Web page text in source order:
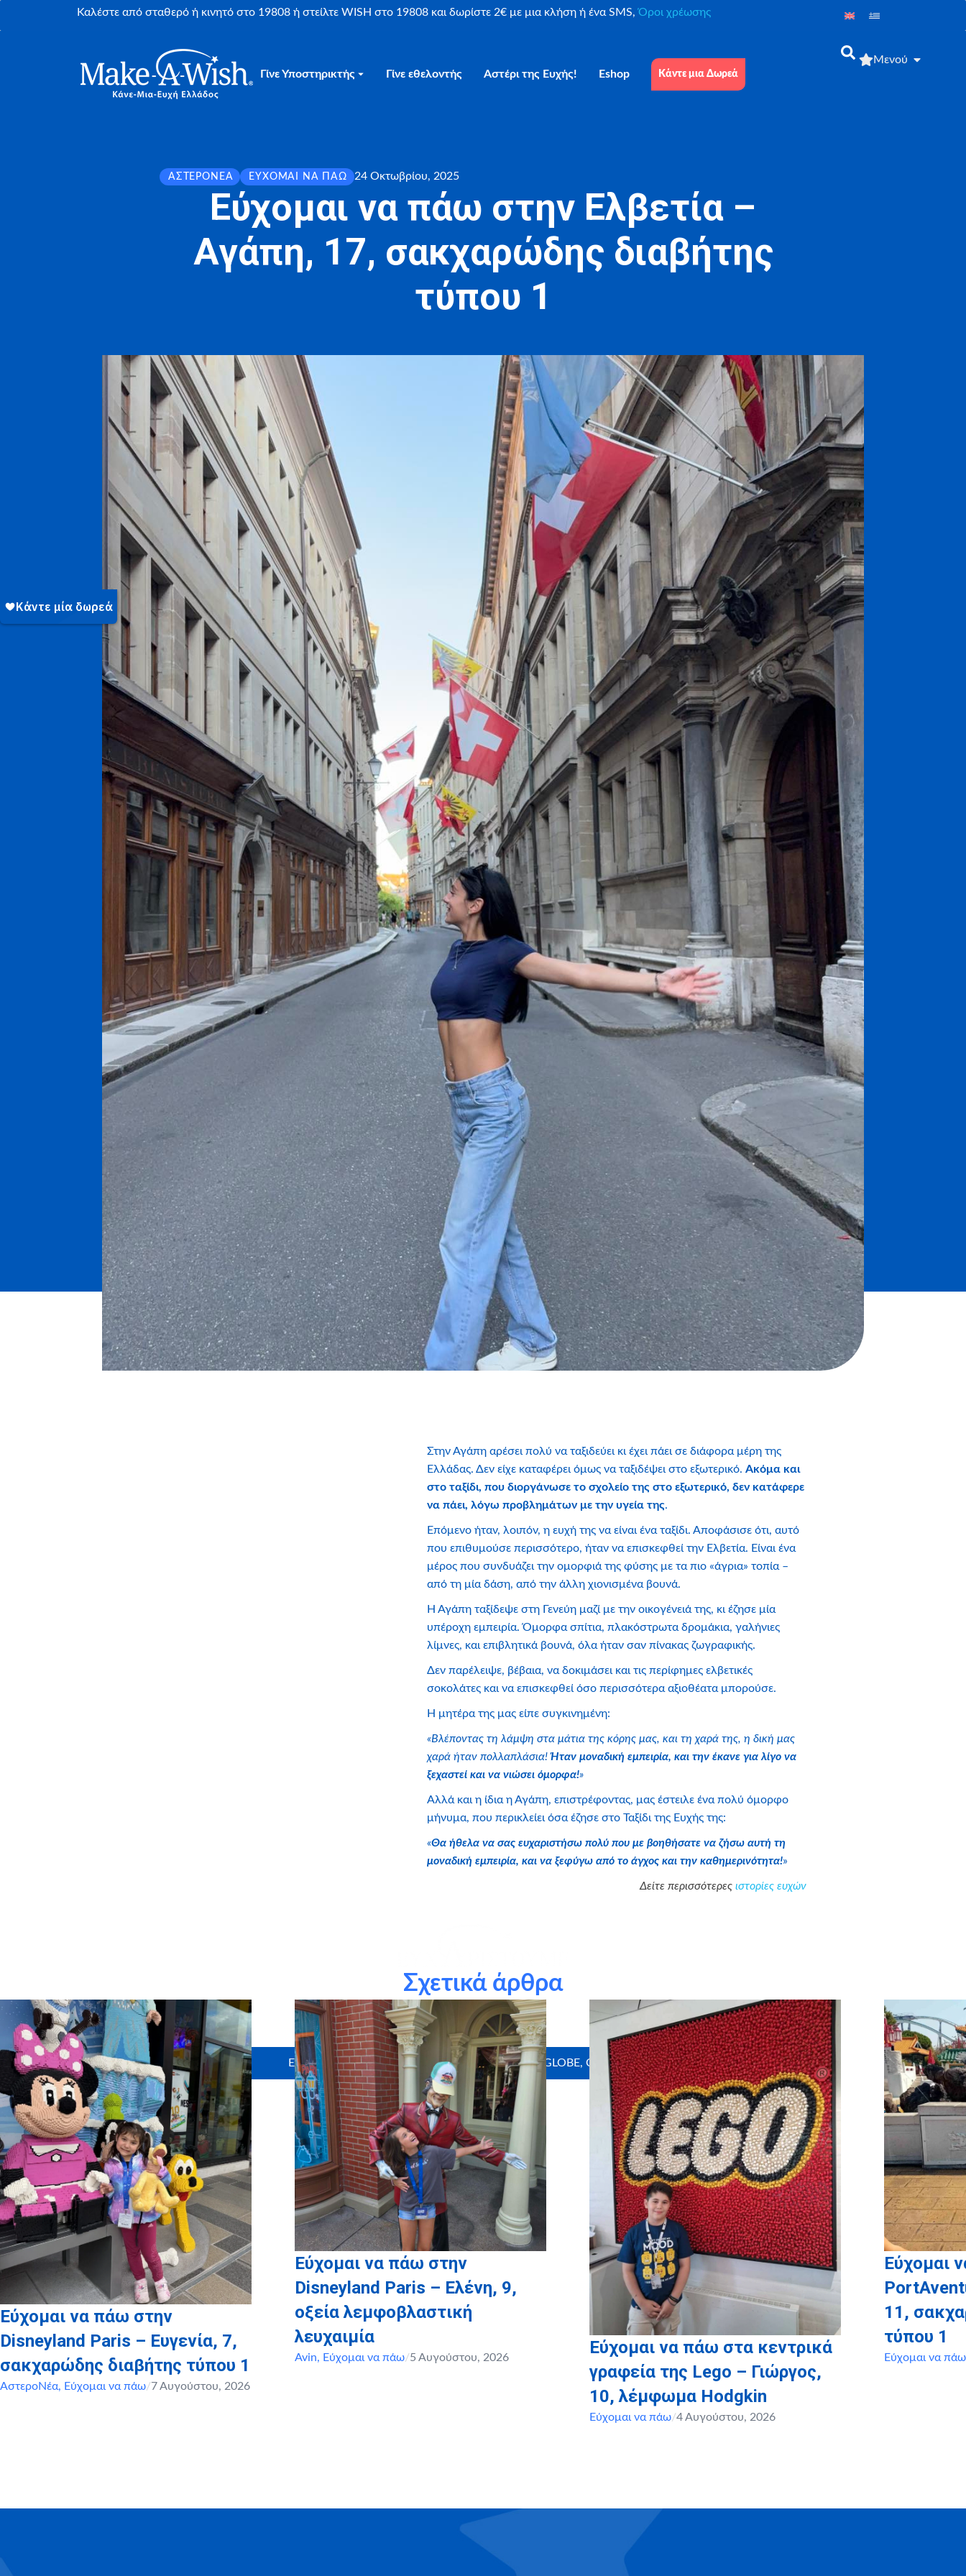
Καλέστε από σταθερό ή κινητό στο 19808 ή στείλτε WISH στο 19808 και δωρίστε 2€ με μια κλήση ή ένα SMS,Όροι χρέωσης
Γίνε Υποστηρικτής Γίνε εθελοντής Αστέρι της Ευχής! Eshop Κάντε μια Δωρεά
Μενού
ΑΣΤΕΡΟΝΈΑ ΕΎΧΟΜΑΙ ΝΑ ΠΆΩ 24 Οκτωβρίου, 2025
Εύχομαι να πάω στην Ελβετία –
Αγάπη, 17, σακχαρώδης διαβήτης
τύπου 1
Στην Αγάπη αρέσει πολύ να ταξιδεύει κι έχει πάει σε διάφορα μέρη της
Ελλάδας. Δεν είχε καταφέρει όμως να ταξιδέψει στο εξωτερικό. Ακόμα και
στο ταξίδι, που διοργάνωσε το σχολείο της στο εξωτερικό, δεν κατάφερε
να πάει, λόγω προβλημάτων με την υγεία της.
Επόμενο ήταν, λοιπόν, η ευχή της να είναι ένα ταξίδι. Αποφάσισε ότι, αυτό
που επιθυμούσε περισσότερο, ήταν να επισκεφθεί την Ελβετία. Είναι ένα
μέρος που συνδυάζει την ομορφιά της φύσης με τα πιο «άγρια» τοπία –
από τη μία δάση, από την άλλη χιονισμένα βουνά.
Η Αγάπη ταξίδεψε στη Γενεύη μαζί με την οικογένειά της, κι έζησε μία
υπέροχη εμπειρία. Όμορφα σπίτια, πλακόστρωτα δρομάκια, γαλήνιες
λίμνες, και επιβλητικά βουνά, όλα ήταν σαν πίνακας ζωγραφικής.
Δεν παρέλειψε, βέβαια, να δοκιμάσει και τις περίφημες ελβετικές
σοκολάτες και να επισκεφθεί όσο περισσότερα αξιοθέατα μπορούσε.
Η μητέρα της μας είπε συγκινημένη:
«Βλέποντας τη λάμψη στα μάτια της κόρης μας, και τη χαρά της, η δική μας
χαρά ήταν πολλαπλάσια!Ήταν μοναδική εμπειρία, και την έκανε για λίγο να
ξεχαστεί και να νιώσει όμορφα!»
Αλλά και η ίδια η Αγάπη, επιστρέφοντας, μας έστειλε ένα πολύ όμορφο
μήνυμα, που περικλείει όσα έζησε στο Ταξίδι της Ευχής της:
«Θα ήθελα να σας ευχαριστήσω πολύ που με βοηθήσατε να ζήσω αυτή τη
μοναδική εμπειρία, και να ξεφύγω από το άγχος και την καθημερινότητα!»
Δείτε περισσότερες ιστορίες ευχών
θερμά όλα τα σχολεία που συμμετείχαν στο πρόγραμμα Αστέρι της Ευχής και με την υποστήριξή τους εκπληρώσαμε την
παρούσα ευχή.
Ευχαριστούμε θερμά τους χορηγούς σε είδος: UNIGLOBE, Craftbox, myikona
Σχετικά άρθρα
Εύχομαι να πάω στην
Disneyland Paris – Ευγενία, 7,
σακχαρώδης διαβήτης τύπου 1
ΑστεροΝέα, Εύχομαι να πάω/7 Αυγούστου, 2026
Εύχομαι να πάω στην
Disneyland Paris – Ελένη, 9,
οξεία λεμφοβλαστική
λευχαιμία
Avin, Εύχομαι να πάω/5 Αυγούστου, 2026
Εύχομαι να πάω στα κεντρικά
γραφεία της Lego – Γιώργος,
10, λέμφωμα Hodgkin
Εύχομαι να πάω/4 Αυγούστου, 2026
Εύχομαι
11,
τύπου 1
Εύχομαι να πάω